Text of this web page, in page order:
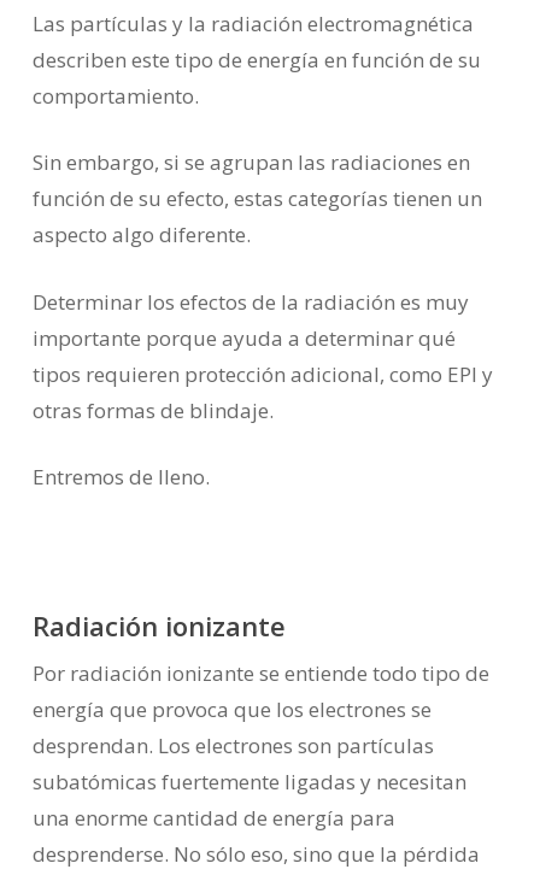
Las partículas y la radiación electromagnética
describen este tipo de energía en función de su
comportamiento.
Sin embargo, si se agrupan las radiaciones en
función de su efecto, estas categorías tienen un
aspecto algo diferente.
Determinar los efectos de la radiación es muy
importante porque ayuda a determinar qué
tipos requieren protección adicional, como EPI y
otras formas de blindaje.
Entremos de lleno.
Radiación ionizante
Por radiación ionizante se entiende todo tipo de
energía que provoca que los electrones se
desprendan. Los electrones son partículas
subatómicas fuertemente ligadas y necesitan
una enorme cantidad de energía para
desprenderse. No sólo eso, sino que la pérdida